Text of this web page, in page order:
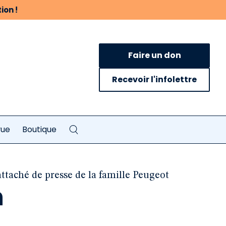
!
Faire un don
Recevoir l'infolettre
Boutique
de presse de la famille Peugeot